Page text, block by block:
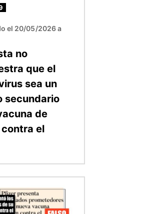
el 20/05/2026 a
no
que el
sea un
secundario
de
el